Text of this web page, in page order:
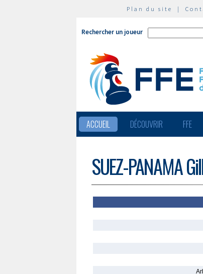
Plan du site |
Rechercher un joueur
ACCUEIL DÉCOUVRIR FFE
SUEZ-PANAMA